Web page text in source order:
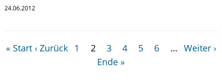
24.06.2012
« Start ‹ Zurück 1 2 3 4 5 6 … Weiter ›
Ende »